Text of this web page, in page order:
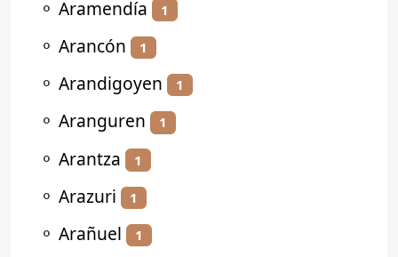
⚬ Aramendía 1
⚬ Arancón 1
⚬ Arandigoyen 1
⚬ Aranguren 1
⚬ Arantza 1
⚬ Arazuri 1
⚬ Arañuel 1